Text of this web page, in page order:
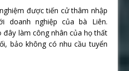
được tiến cử thâm nhập
doanh nghiệp của bà Liên.
đây làm công nhân của họ thất
bảo không có nhu cầu tuyển